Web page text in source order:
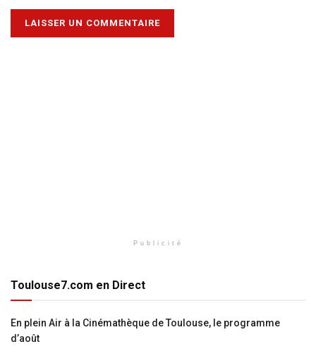
Publicité
Toulouse7.com en Direct
En plein Air à la Cinémathèque de Toulouse, le programme
d’août